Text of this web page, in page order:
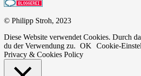
© Philipp Stroh, 2023
Diese Website verwendet Cookies. Durch
du der Verwendung zu. OK
Cookie-
Privacy & Cookies Policy